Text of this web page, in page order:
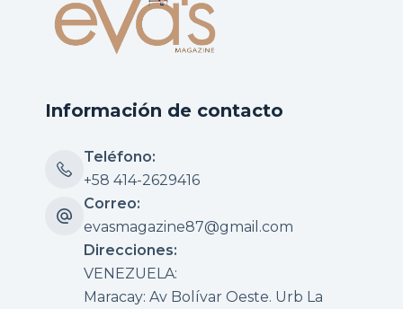
Información de contacto
Teléfono:
+58 414-2629416
Correo:
evasmagazine87@gmail.com
Direcciones:
VENEZUELA:
Maracay: Av Bolívar Oeste. Urb La